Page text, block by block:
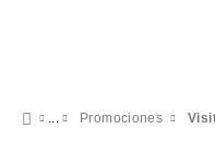
Promociones